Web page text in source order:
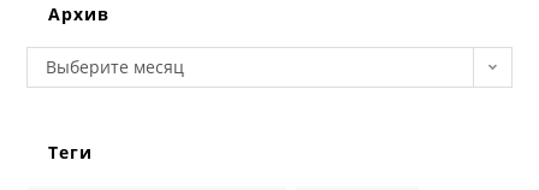
Архив
Архив
Выберите месяц
Теги